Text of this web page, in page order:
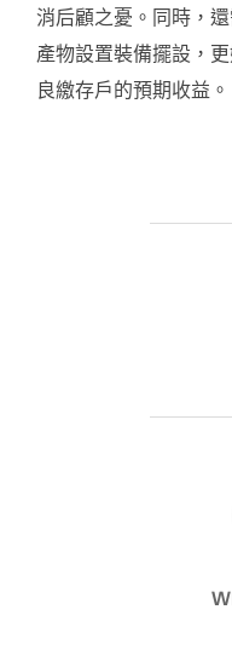
消后顧之憂。同時，
產物設置裝備擺設，
良繳存戶的預期收益。